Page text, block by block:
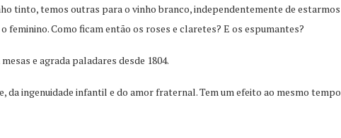
tinto, temos outras para o vinho branco, independentemente de estarmos
feminino. Como ficam então os roses e claretes? E os espumantes?
e agrada paladares desde 1804.
da ingenuidade infantil e do amor fraternal. Tem um efeito ao mesmo tempo